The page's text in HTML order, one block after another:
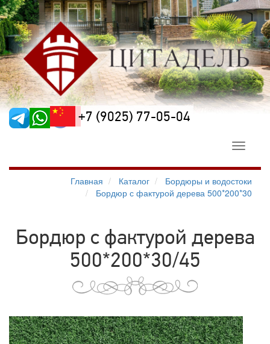
+7 (9025) 77-05-04
Toggle
Главная
Каталог
Бордюры и водостоки
Бордюр с фактурой дерева 500*200*30
Бордюр с фактурой дерева
500*200*30/45